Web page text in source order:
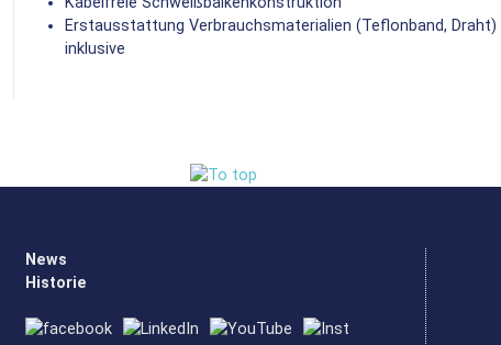
Erstausstattung Verbrauchsmaterialien (Teflonband, Draht)
inklusive
News
Historie